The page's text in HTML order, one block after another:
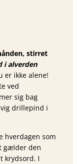
stirret
i alverden
er ikke alene!
ved
sig bag
drillepind i
hverdagen som
gælder den
krydsord. I